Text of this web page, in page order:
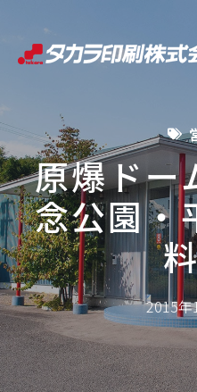
へ
ス
キ
ッ
プ
原爆ドー
念公園・
2015